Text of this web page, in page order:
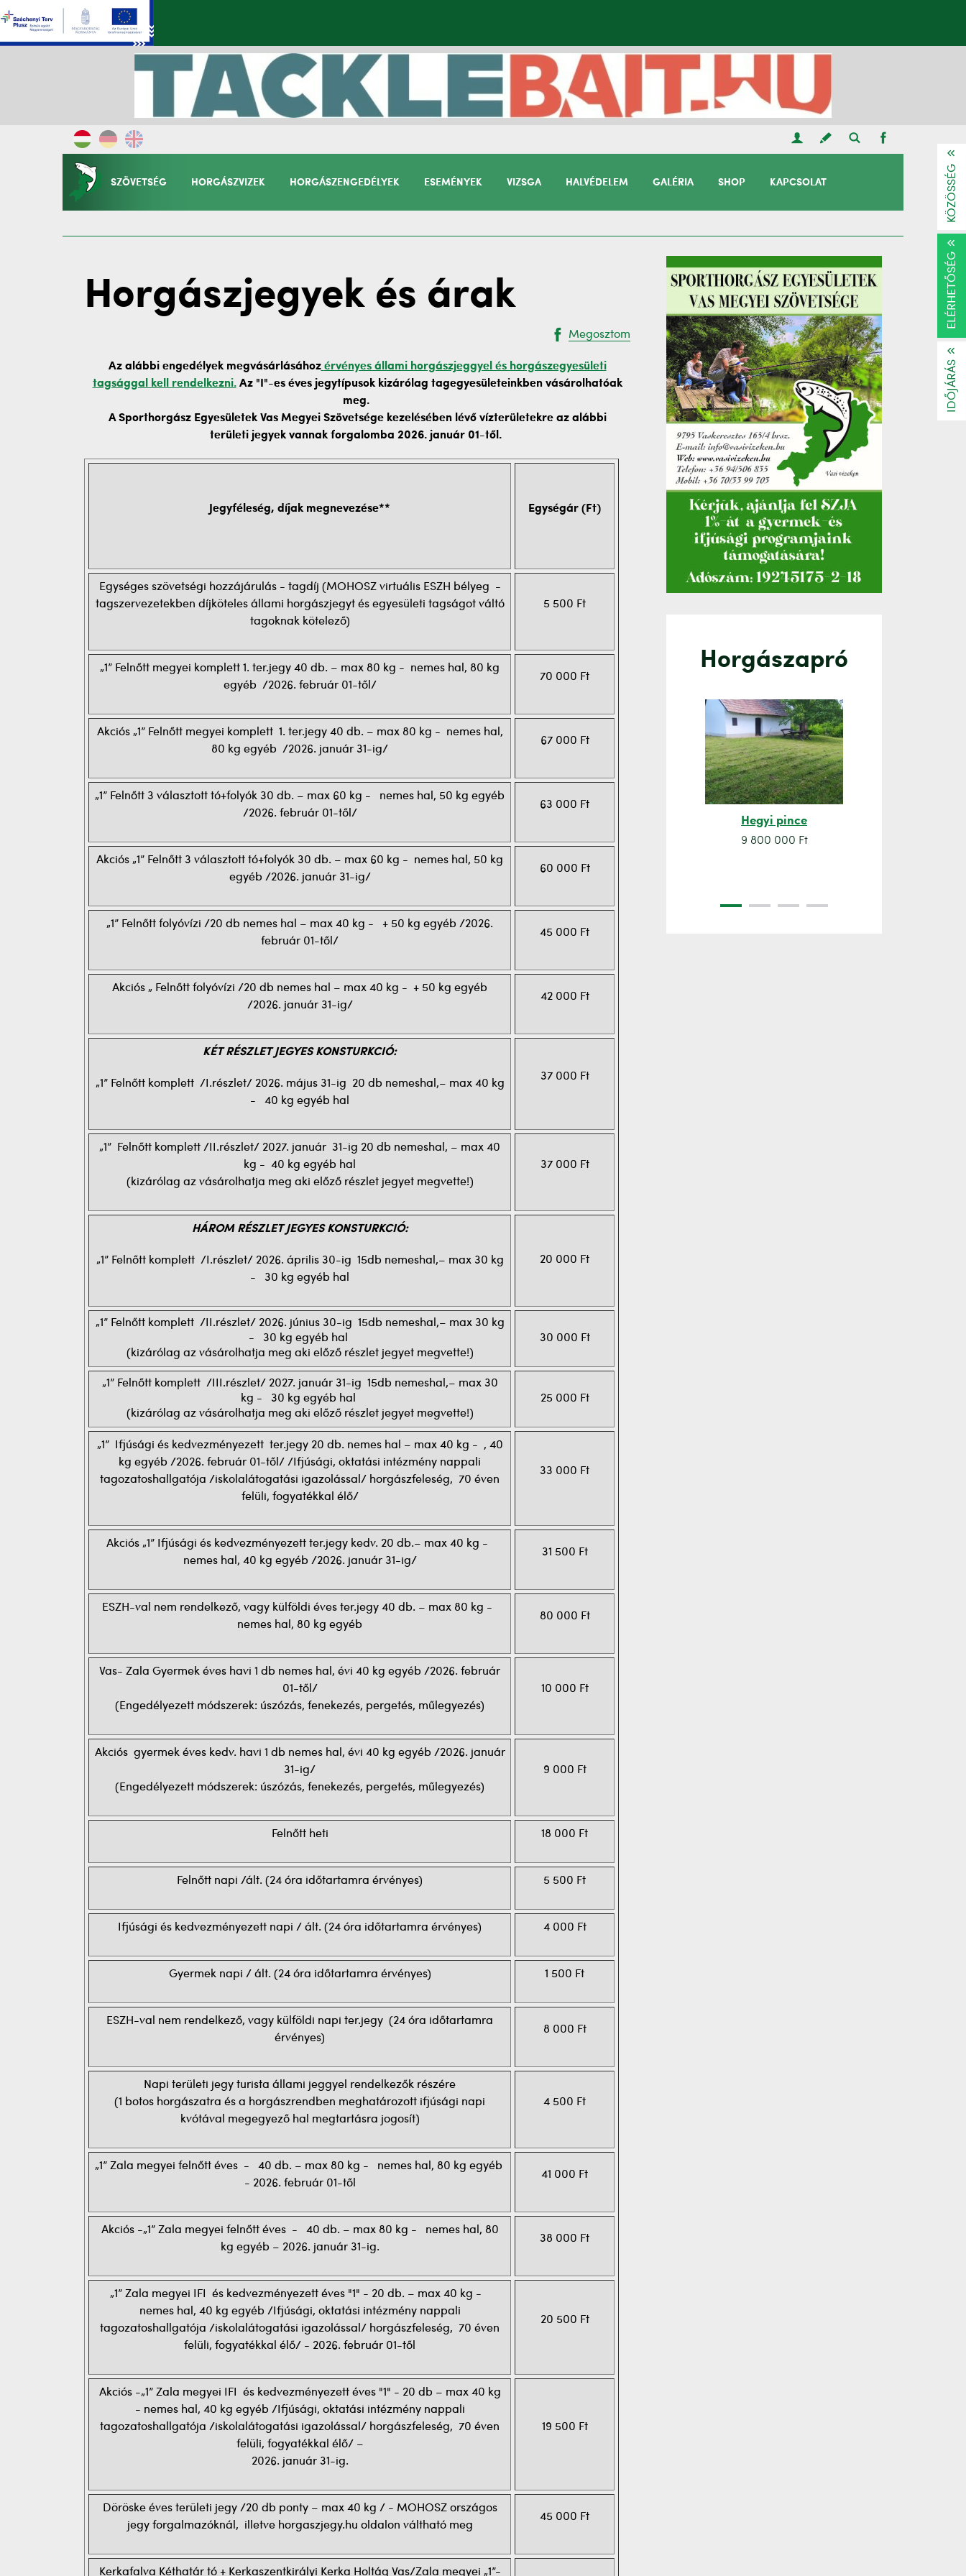
SZÖVETSÉG HORGÁSZVIZEK HORGÁSZENGEDÉLYEK ESEMÉNYEK VIZSGA HALVÉDELEM GALÉRIA SHOP KAPCSOLAT
Horgászjegyek és árak
Megosztom
Az alábbi engedélyek megvásárlásához érvényes állami horgászjeggyel és horgászegyesületi
tagsággal kell rendelkezni.Az "I"-es éves jegytípusok kizárólag tagegyesületeinkben vásárolhatóak
meg.
A Sporthorgász Egyesületek Vas Megyei Szövetsége kezelésében lévő vízterületekre az alábbi
területi jegyek vannak forgalomba 2026. január 01-től.
Jegyféleség, díjak megnevezése** Egységár (Ft)
Egységes szövetségi hozzájárulás - tagdíj (MOHOSZ virtuális ESZH bélyeg -
tagszervezetekben díjköteles állami horgászjegyt és egyesületi tagságot váltó
tagoknak kötelező)
5 500 Ft
„1” Felnőtt megyei komplett 1. ter.jegy 40 db. – max 80 kg - nemes hal, 80 kg
egyéb /2026. február 01-től/
70 000 Ft
Akciós „1” Felnőtt megyei komplett 1. ter.jegy 40 db. – max 80 kg - nemes hal,
80 kg egyéb /2026. január 31-ig/
67 000 Ft
„1” Felnőtt 3 választott tó+folyók 30 db. – max 60 kg - nemes hal, 50 kg egyéb
/2026. február 01-től/
63 000 Ft
Akciós „1” Felnőtt 3 választott tó+folyók 30 db. – max 60 kg - nemes hal, 50 kg
egyéb /2026. január 31-ig/
60 000 Ft
„1” Felnőtt folyóvízi /20 db nemes hal – max 40 kg - + 50 kg egyéb /2026.
február 01-től/
45 000 Ft
Akciós „ Felnőtt folyóvízi /20 db nemes hal – max 40 kg - + 50 kg egyéb
/2026. január 31-ig/
42 000 Ft
KÉT RÉSZLET JEGYES KONSTURKCIÓ:
„1” Felnőtt komplett /I.részlet/ 2026. május 31-ig 20 db nemeshal,– max 40 kg
- 40 kg egyéb hal
37 000 Ft
„1” Felnőtt komplett /II.részlet/ 2027. január 31-ig 20 db nemeshal, – max 40
kg - 40 kg egyéb hal
(kizárólag az vásárolhatja meg aki előző részlet jegyet megvette!)
37 000 Ft
HÁROM RÉSZLET JEGYES KONSTURKCIÓ:
„1” Felnőtt komplett /I.részlet/ 2026. április 30-ig 15db nemeshal,– max 30 kg
- 30 kg egyéb hal
20 000 Ft
„1” Felnőtt komplett /II.részlet/ 2026. június 30-ig 15db nemeshal,– max 30 kg
- 30 kg egyéb hal
(kizárólag az vásárolhatja meg aki előző részlet jegyet megvette!)
30 000 Ft
„1” Felnőtt komplett /III.részlet/ 2027. január 31-ig 15db nemeshal,– max 30
kg - 30 kg egyéb hal
(kizárólag az vásárolhatja meg aki előző részlet jegyet megvette!)
25 000 Ft
„1” Ifjúsági és kedvezményezett ter.jegy 20 db. nemes hal – max 40 kg - , 40
kg egyéb /2026. február 01-től/ /Ifjúsági, oktatási intézmény nappali
tagozatoshallgatója /iskolalátogatási igazolással/ horgászfeleség, 70 éven
felüli, fogyatékkal élő/
33 000 Ft
Akciós „1” Ifjúsági és kedvezményezett ter.jegy kedv. 20 db.– max 40 kg -
nemes hal, 40 kg egyéb /2026. január 31-ig/
31 500 Ft
ESZH-val nem rendelkező, vagy külföldi éves ter.jegy 40 db. – max 80 kg -
nemes hal, 80 kg egyéb
80 000 Ft
Vas- Zala Gyermek éves havi 1 db nemes hal, évi 40 kg egyéb /2026. február
01-től/
(Engedélyezett módszerek: úszózás, fenekezés, pergetés, műlegyezés)
10 000 Ft
Akciós gyermek éves kedv. havi 1 db nemes hal, évi 40 kg egyéb /2026. január
31-ig/
(Engedélyezett módszerek: úszózás, fenekezés, pergetés, műlegyezés)
9 000 Ft
Felnőtt heti 18 000 Ft
Felnőtt napi /ált. (24 óra időtartamra érvényes) 5 500 Ft
Ifjúsági és kedvezményezett napi / ált. (24 óra időtartamra érvényes) 4 000 Ft
Gyermek napi / ált. (24 óra időtartamra érvényes) 1 500 Ft
ESZH-val nem rendelkező, vagy külföldi napi ter.jegy (24 óra időtartamra
érvényes)
8 000 Ft
Napi területi jegy turista állami jeggyel rendelkezők részére
(1 botos horgászatra és a horgászrendben meghatározott ifjúsági napi
kvótával megegyező hal megtartásra jogosít)
4 500 Ft
„1” Zala megyei felnőtt éves - 40 db. – max 80 kg - nemes hal, 80 kg egyéb
- 2026. február 01-től
41 000 Ft
Akciós -„1” Zala megyei felnőtt éves - 40 db. – max 80 kg - nemes hal, 80
kg egyéb – 2026. január 31-ig.
38 000 Ft
„1” Zala megyei IFI és kedvezményezett éves "1" - 20 db. – max 40 kg -
nemes hal, 40 kg egyéb /Ifjúsági, oktatási intézmény nappali
tagozatoshallgatója /iskolalátogatási igazolással/ horgászfeleség, 70 éven
felüli, fogyatékkal élő/ - 2026. február 01-től
20 500 Ft
Akciós -„1” Zala megyei IFI és kedvezményezett éves "1" - 20 db – max 40 kg
- nemes hal, 40 kg egyéb /Ifjúsági, oktatási intézmény nappali
tagozatoshallgatója /iskolalátogatási igazolással/ horgászfeleség, 70 éven
felüli, fogyatékkal élő/ –
2026. január 31-ig.
19 500 Ft
Döröske éves területi jegy /20 db ponty – max 40 kg / - MOHOSZ országos
jegy forgalmazóknál, illetve horgaszjegy.hu oldalon váltható meg
45 000 Ft
Kerkafalva Kéthatár tó + Kerkaszentkirályi Kerka Holtág Vas/Zala megyei „1”-
Horgászapró
Hegyi pince
9 800 000 Ft
KÖZÖSSÉG
ELÉRHETŐSÉG
IDŐJÁRÁS